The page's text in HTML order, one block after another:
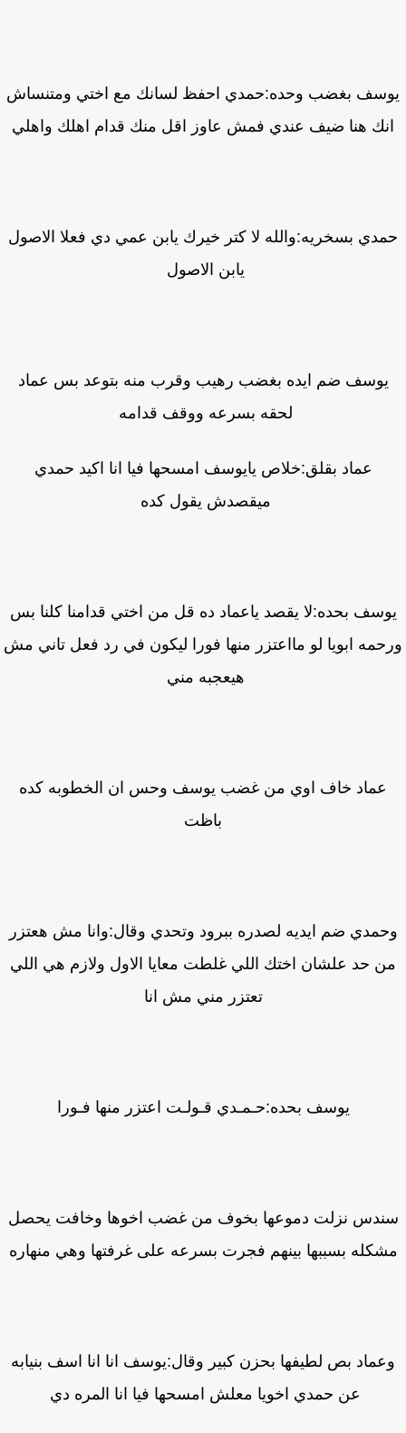
بغضب وحده:حمدي احفظ لسانك مع اختي ومتنساش
هنا ضيف عندي فمش عاوز اقل منك قدام اهلك واهلي
بسخريه:والله لا كتر خيرك يابن عمي دي فعلا الاصول
يابن الاصول
يوسف ضم ايده بغضب رهيب وقرب منه بتوعد بس عماد
لحقه بسرعه ووقف قدامه
عماد بقلق:خلاص يايوسف امسحها فيا انا اكيد حمدي
ميقصدش يقول كده
بحده:لا يقصد ياعماد ده قل من اختي قدامنا كلنا بس
ابويا لو مااعتزر منها فورا ليكون في رد فعل تاني مش
هيعجبه مني
عماد خاف اوي من غضب يوسف وحس ان الخطوبه كده
باظت
ضم ايديه لصدره ببرود وتحدي وقال:وانا مش هعتزر
حد علشان اختك اللي غلطت معايا الاول ولازم هي اللي
تعتزر مني مش انا
يوسف بحده:حـمـدي قـولـت اعتزر منها فـورا
نزلت دموعها بخوف من غضب اخوها وخافت يحصل
بسببها بينهم فجرت بسرعه على غرفتها وهي منهاره
بص لطيفها بحزن كبير وقال:يوسف انا انا اسف بنيابه
عن حمدي اخويا معلش امسحها فيا انا المره دي